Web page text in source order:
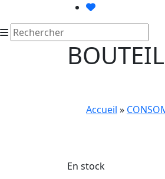
Accueil »
En stock